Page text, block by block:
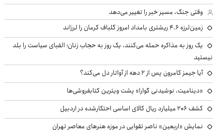
وقتی جنگ، مسیر خبر را تغییر می‌دهد
زمین‌لرزه ۴.۶ ریشتری بامداد امروز گلباف کرمان را لرزاند
یک روز به مذاکره حمله می‌کنند، یک روز به حجاب زنان؛ الفبای سیاست را بلد
نیستید
آیا جیمز کامرون پس از ۲ دهه از آواتار دل می‌کند؟
«دینامیت، نوشیدنی گوارا» پشت ویترین کتابفروشی‌ها
کشف ۲۰۶ میلیارد ریال کالای اساسی احتکارشده در اردبیل
نمایش «اربعین» ناصر تقوایی در موزه هنرهای معاصر تهران